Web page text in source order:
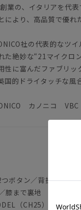
業の、イタリアを代
により、高品質で優
社の代表的なツ
た絶妙な“21マイクロ
性に富んだファブリ
的ドライタッチな風
カノニコ VBC
ボタン／背抜き仕立
膝まで裏地
（CH25）